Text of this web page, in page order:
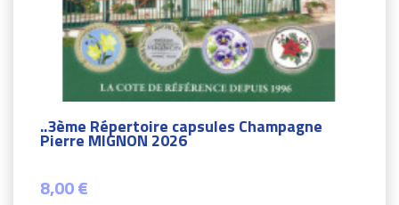
..3ème Répertoire capsules Champagne
Pierre MIGNON 2026
8,00 €